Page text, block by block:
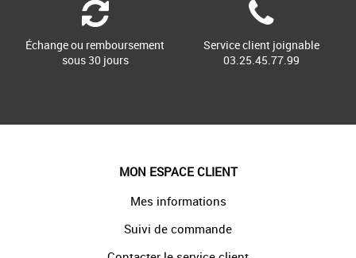
Échange ou remboursement
sous 30 jours
Service client joignable
03.25.45.77.99
MON ESPACE CLIENT
Mes informations
Suivi de commande